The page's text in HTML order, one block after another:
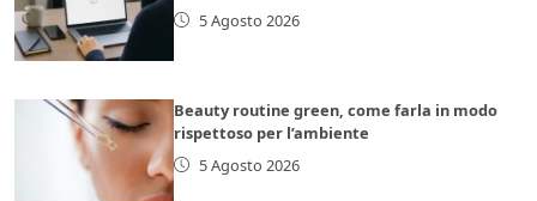
5 Agosto 2026
Beauty routine green, come farla in modo
rispettoso per l’ambiente
5 Agosto 2026